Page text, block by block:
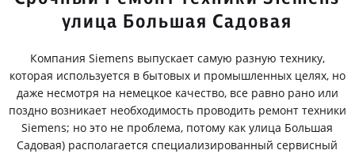
улица Большая Садовая
Компания Siemens выпускает самую разную технику,
которая используется в бытовых и промышленных целях, но
даже несмотря на немецкое качество, все равно рано или
поздно возникает необходимость проводить ремонт техники
Siemens; но это не проблема, потому как улица Большая
Садовая) располагается специализированный сервисный